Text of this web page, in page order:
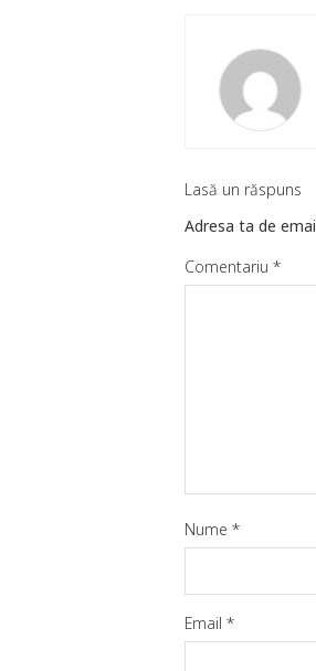
Lasă un răspuns
Adresa ta de
Comentariu *
Nume *
Email *